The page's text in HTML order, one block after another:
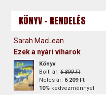
KÖNYV - RENDELÉS
Sarah MacLean
Ezek a nyári viharok
Könyv
Bolti ár:6 899 Ft
Netes ár: 6 209 Ft
10% kedvezménnyel